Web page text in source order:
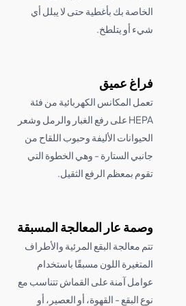
الخاصة بك بأغطية حتى لا يبلل أي
شيء أو يتلطخ.
فراغ عميق
تعمل المكانس الكهربائية من فئة
HEPA على رفع الغبار والرمل وشعر
الحيوانات الأليفة وحبوب اللقاح من
جانبي الستارة - وهي الخطوة التي
تقوم بمعظم الرفع الثقيل.
وصمة عار المعالجة المسبقة
تتم معالجة البقع المرئية والأطراف
المتغيرة اللون مسبقًا باستخدام
عوامل آمنة على القماش تتناسب مع
نوع البقع - القهوة، أو العصير، أو